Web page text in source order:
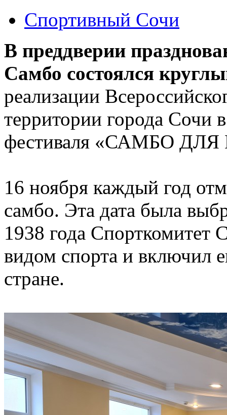
Спортивный Сочи
В преддверии
Самбо состоялся
реализации
территории города Сочи
фестиваля «САМБО
16 ноября каждый год
самбо. Эта дата была
1938 года
видом спорта и включил
стране.